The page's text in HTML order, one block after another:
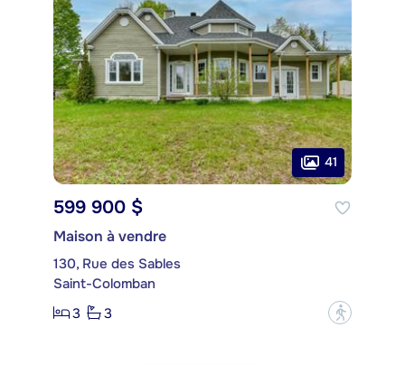
41
599 900 $
Maison à vendre
130, Rue des Sables
Saint-Colomban
3
3 ?